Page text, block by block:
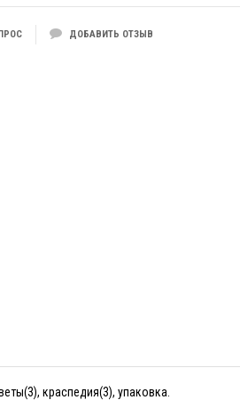
ДОБАВИТЬ ОТЗЫВ
краспедия(3), упаковка.